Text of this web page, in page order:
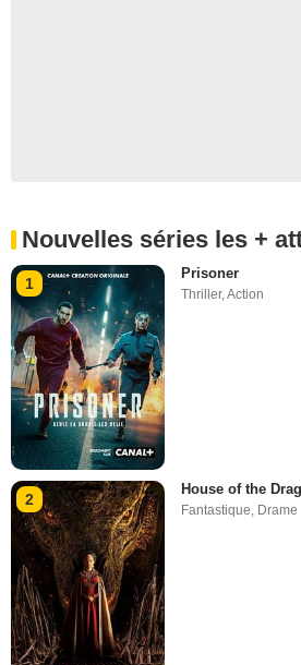
Nouvelles séries les +
1
Prisoner
Thriller,Action
2
House of the
Fantastique, Drame